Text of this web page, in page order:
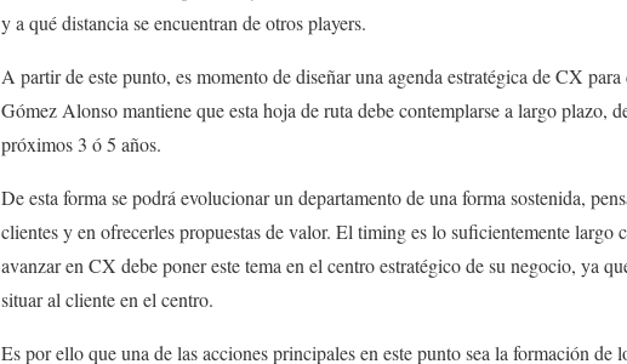
y a qué distancia se encuentran de otros players.
A partir de este punto, es momento de diseñar una agenda estratégica de CX
Gómez Alonso mantiene que esta hoja de ruta debe contemplarse a largo plazo,
próximos 3 ó 5 años.
De esta forma se podrá evolucionar un departamento de una forma sostenida,
clientes y en ofrecerles propuestas de valor. El timing es lo suficientemente largo
avanzar en CX debe poner este tema en el centro estratégico de su negocio, ya
situar al cliente en el centro.
Es por ello que una de las acciones principales en este punto sea la formación de